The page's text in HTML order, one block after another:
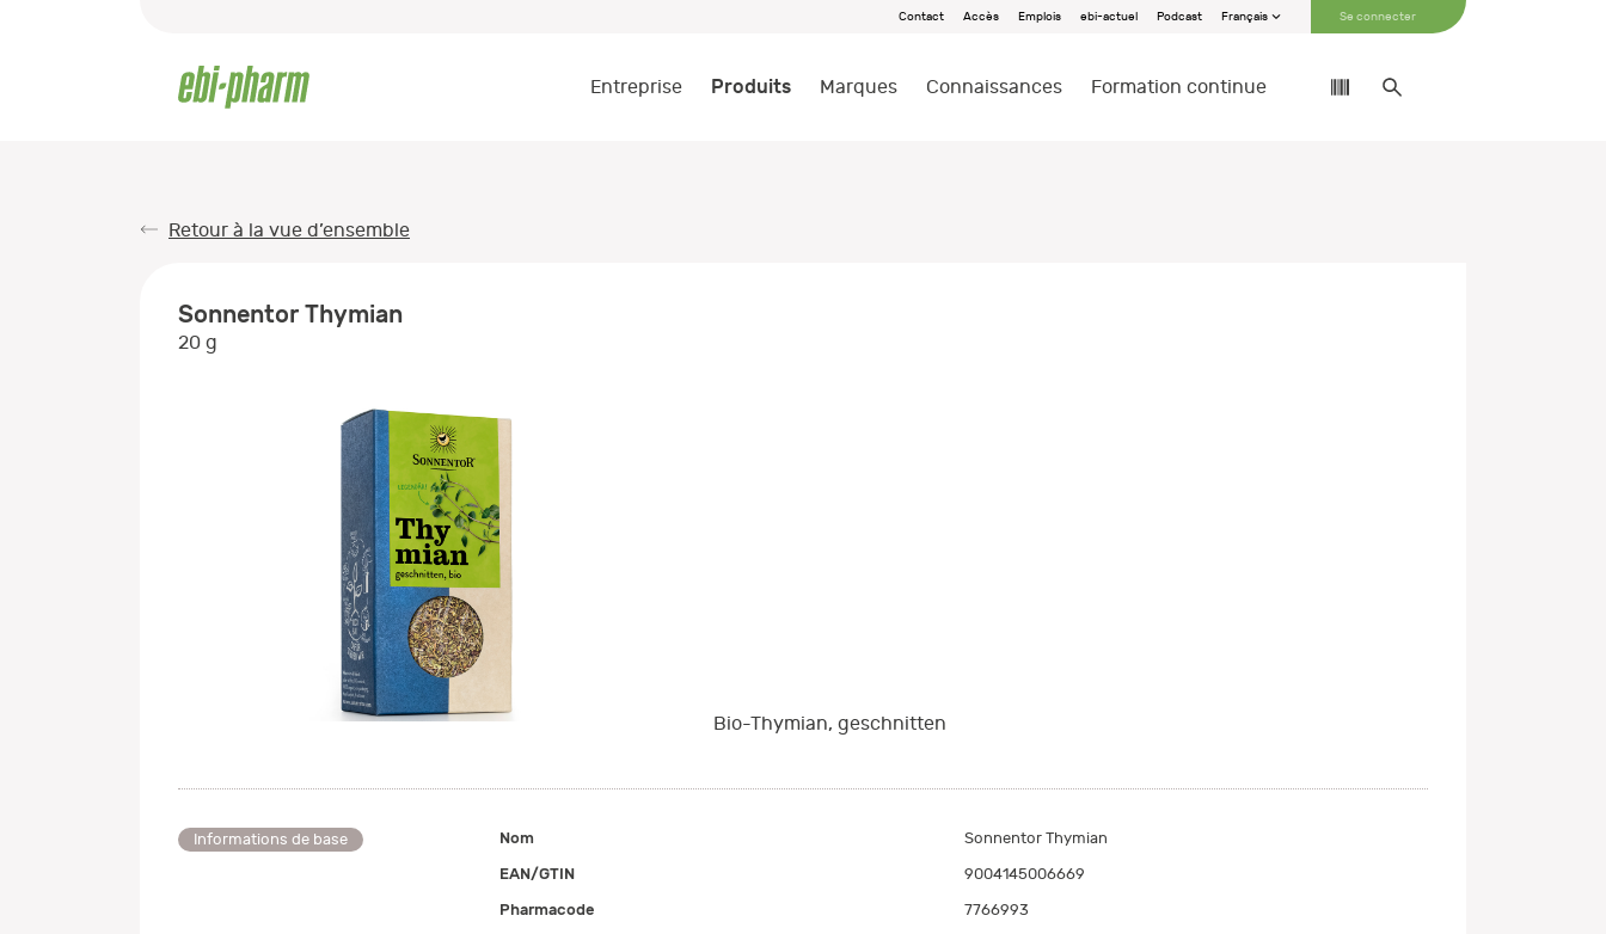
Contact Accès Emplois ebi-actuel Podcast Français Se connecter
Entreprise Produits Marques Connaissances Formation continue
Retour à la vue d’ensemble
Sonnentor Thymian
20 g
Bio-Thymian, geschnitten
Informations de base Nom
Sonnentor Thymian
EAN/GTIN
9004145006669
Pharmacode
7766993